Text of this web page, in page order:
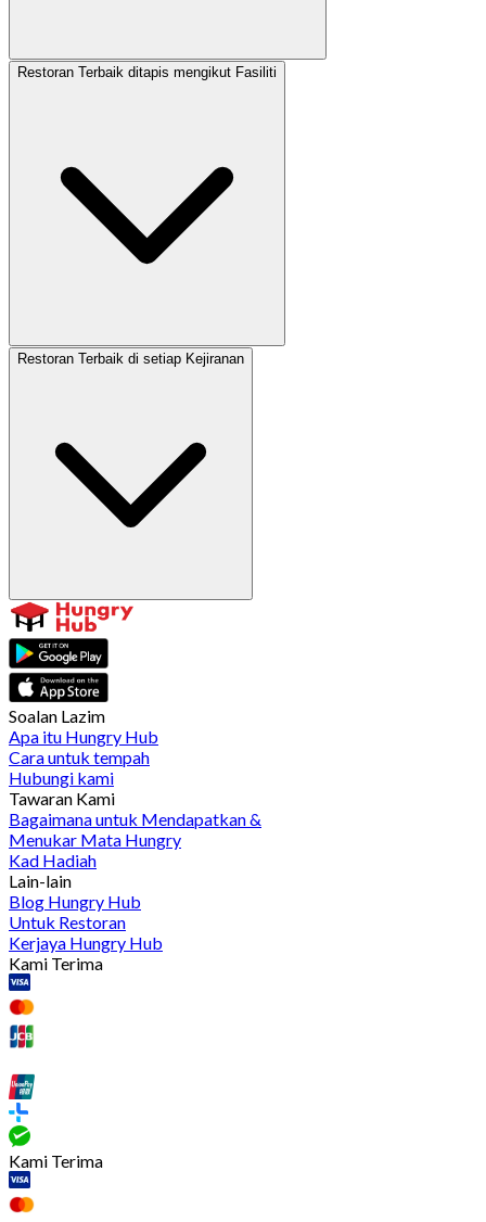
Restoran Terbaik ditapis mengikut Fasiliti
Restoran Terbaik di setiap Kejiranan
Soalan Lazim
Apa itu Hungry Hub
Cara untuk tempah
Hubungi kami
Tawaran Kami
Bagaimana untuk Mendapatkan &
Menukar Mata Hungry
Kad Hadiah
Lain-lain
Blog Hungry Hub
Untuk Restoran
Kerjaya Hungry Hub
Kami Terima
Kami Terima